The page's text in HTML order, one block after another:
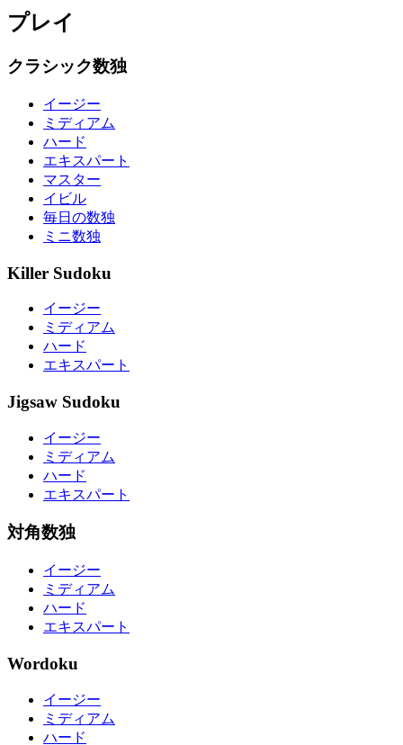
プレイ
クラシック数独
イージー
ミディアム
ハード
エキスパート
マスター
イビル
毎日の数独
ミニ数独
Killer Sudoku
イージー
ミディアム
ハード
エキスパート
Jigsaw Sudoku
イージー
ミディアム
ハード
エキスパート
対角数独
イージー
ミディアム
ハード
エキスパート
Wordoku
イージー
ミディアム
ハード